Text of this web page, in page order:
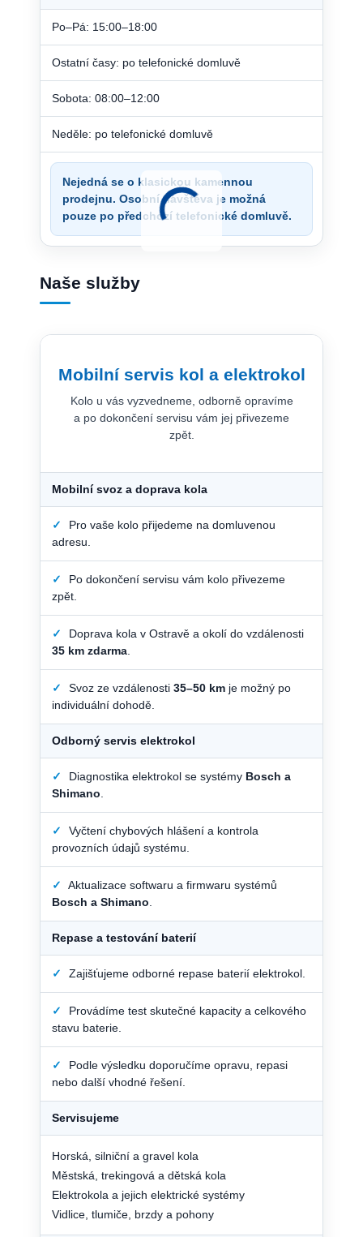
Po–Pá: 15:00–18:00
Ostatní časy: po telefonické domluvě
Sobota: 08:00–12:00
Neděle: po telefonické domluvě
Nejedná se o klasickou kamennou
prodejnu. Osobní návštěva je možná
pouze po předchozí telefonické domluvě.
Naše služby
Mobilní servis kol a elektrokol
Kolo u vás vyzvedneme, odborně opravíme
a po dokončení servisu vám jej přivezeme
zpět.
Mobilní svoz a doprava kola
✓
Pro vaše kolo přijedeme na domluvenou
adresu.
✓
Po dokončení servisu vám kolo přivezeme
zpět.
✓
Doprava kola v Ostravě a okolí do vzdálenosti
35 km zdarma
✓ Svoz ze vzdálenosti 35–50 km je možný po
individuální dohodě.
Odborný servis elektrokol
✓ Diagnostika elektrokol se systémy Bosch a
Shimano
✓
Vyčtení chybových hlášení a kontrola
provozních údajů systému.
✓
Aktualizace softwaru a firmwaru systémů
Bosch a Shimano
Repase a testování baterií
✓ Zajišťujeme odborné repase baterií elektrokol.
✓
Provádíme test skutečné kapacity a celkového
stavu baterie.
✓
Podle výsledku doporučíme opravu, repasi
nebo další vhodné řešení.
Servisujeme
Horská, silniční a gravel kola
Městská, trekingová a dětská kola
Elektrokola a jejich elektrické systémy
Vidlice, tlumiče, brzdy a pohony